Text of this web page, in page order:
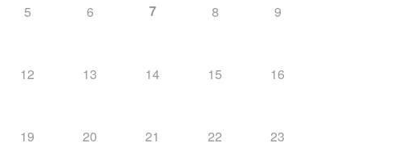
5 6 7 8 9
12 13 14 15 16
19 20 21 22 23